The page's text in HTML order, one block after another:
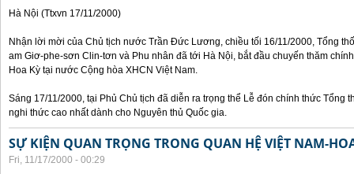
Hà Nội (Ttxvn 17/11/2000)
Nhận lời mời của Chủ tịch nước Trần Đức Lương, chiều tối 16/11/2000, Tổng
am Giơ-phe-sơn Clin-tơn và Phu nhân đã tới Hà Nội, bắt đầu chuyến thăm
Hoa Kỳ tại nước Cộng hòa XHCN Việt Nam.
Sáng 17/11/2000, tại Phủ Chủ tịch đã diễn ra trọng thể Lễ đón chính thức Tổng
nghi thức cao nhất dành cho Nguyên thủ Quốc gia.
SỰ KIỆN QUAN TRỌNG TRONG QUAN HỆ VIỆT NAM-
Fri, 11/17/2000 - 00:29